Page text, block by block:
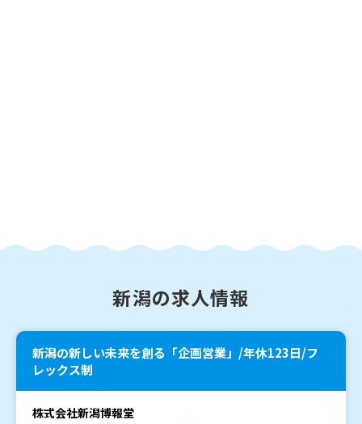
新潟の求人情報
新潟の新しい未来を創る「企画営業」/年休123日/フ
レックス制
株式会社新潟博報堂